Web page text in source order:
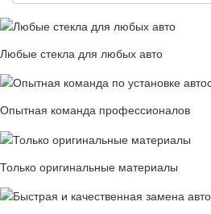
Любые стекла для любых авто
Опытная команда профессионалов
Только оригинальные материалы